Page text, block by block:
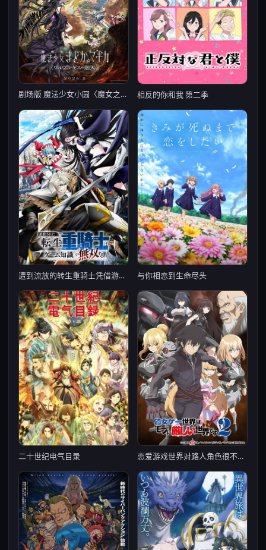
剧场版 魔法少女小圆〈魔女之夜的回天〉 相反的你和我 第二季
遭到流放的转生重骑士凭借游戏知识大开无双 与你相恋到生命尽头
二十世纪电气目录 恋爱游戏世界对路人角色很不友好 第二季